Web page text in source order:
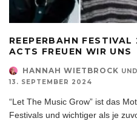
REEPERBAHN
ACTS FREUEN WIR UNS
HANNAH WIETBROCK UND
13. SEPTEMBER 2024
“Let The Music Grow” ist das
Festivals und wichtiger als je